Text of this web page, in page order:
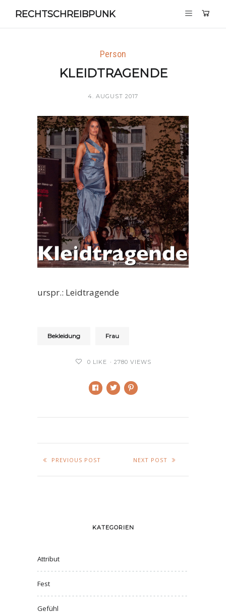
RECHTSCHREIBPUNK
Person
KLEIDTRAGENDE
4. AUGUST 2017
urspr.: Leidtragende
Bekleidung Frau
0 LIKE 2780 VIEWS
PREVIOUS POST NEXT POST
KATEGORIEN
Attribut
Fest
Gefühl